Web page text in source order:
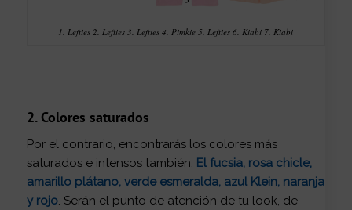
1. Lefties 2. Lefties 3. Lefties 4. Pimkie 5. Lefties 6. Kiabi 7. Kiabi
2. Colores saturados
Por el contrario, encontrarás los colores más
saturados e intensos también. El fucsia, rosa chicle,
amarillo plátano, verde esmeralda, azul Klein, naranja
y rojo. Serán el punto de atención de tu look, de